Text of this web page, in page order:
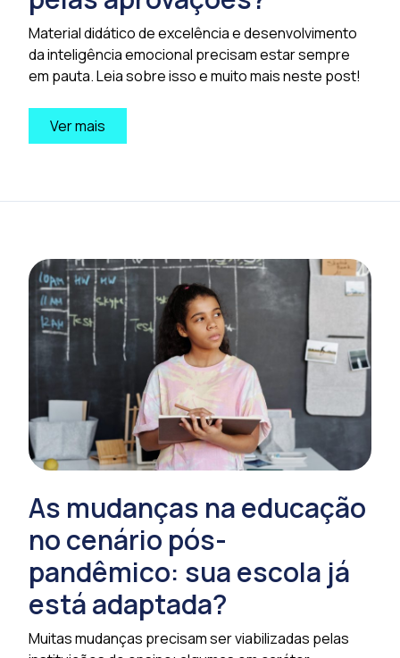
Material didático de excelência e desenvolvimento
da inteligência emocional precisam estar sempre
em pauta. Leia sobre isso e muito mais neste post!
Ver mais
As mudanças na educação
no cenário pós-
pandêmico: sua escola já
está adaptada?
Muitas mudanças precisam ser viabilizadas pelas